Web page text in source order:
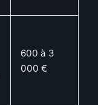
600 à 3
000 €